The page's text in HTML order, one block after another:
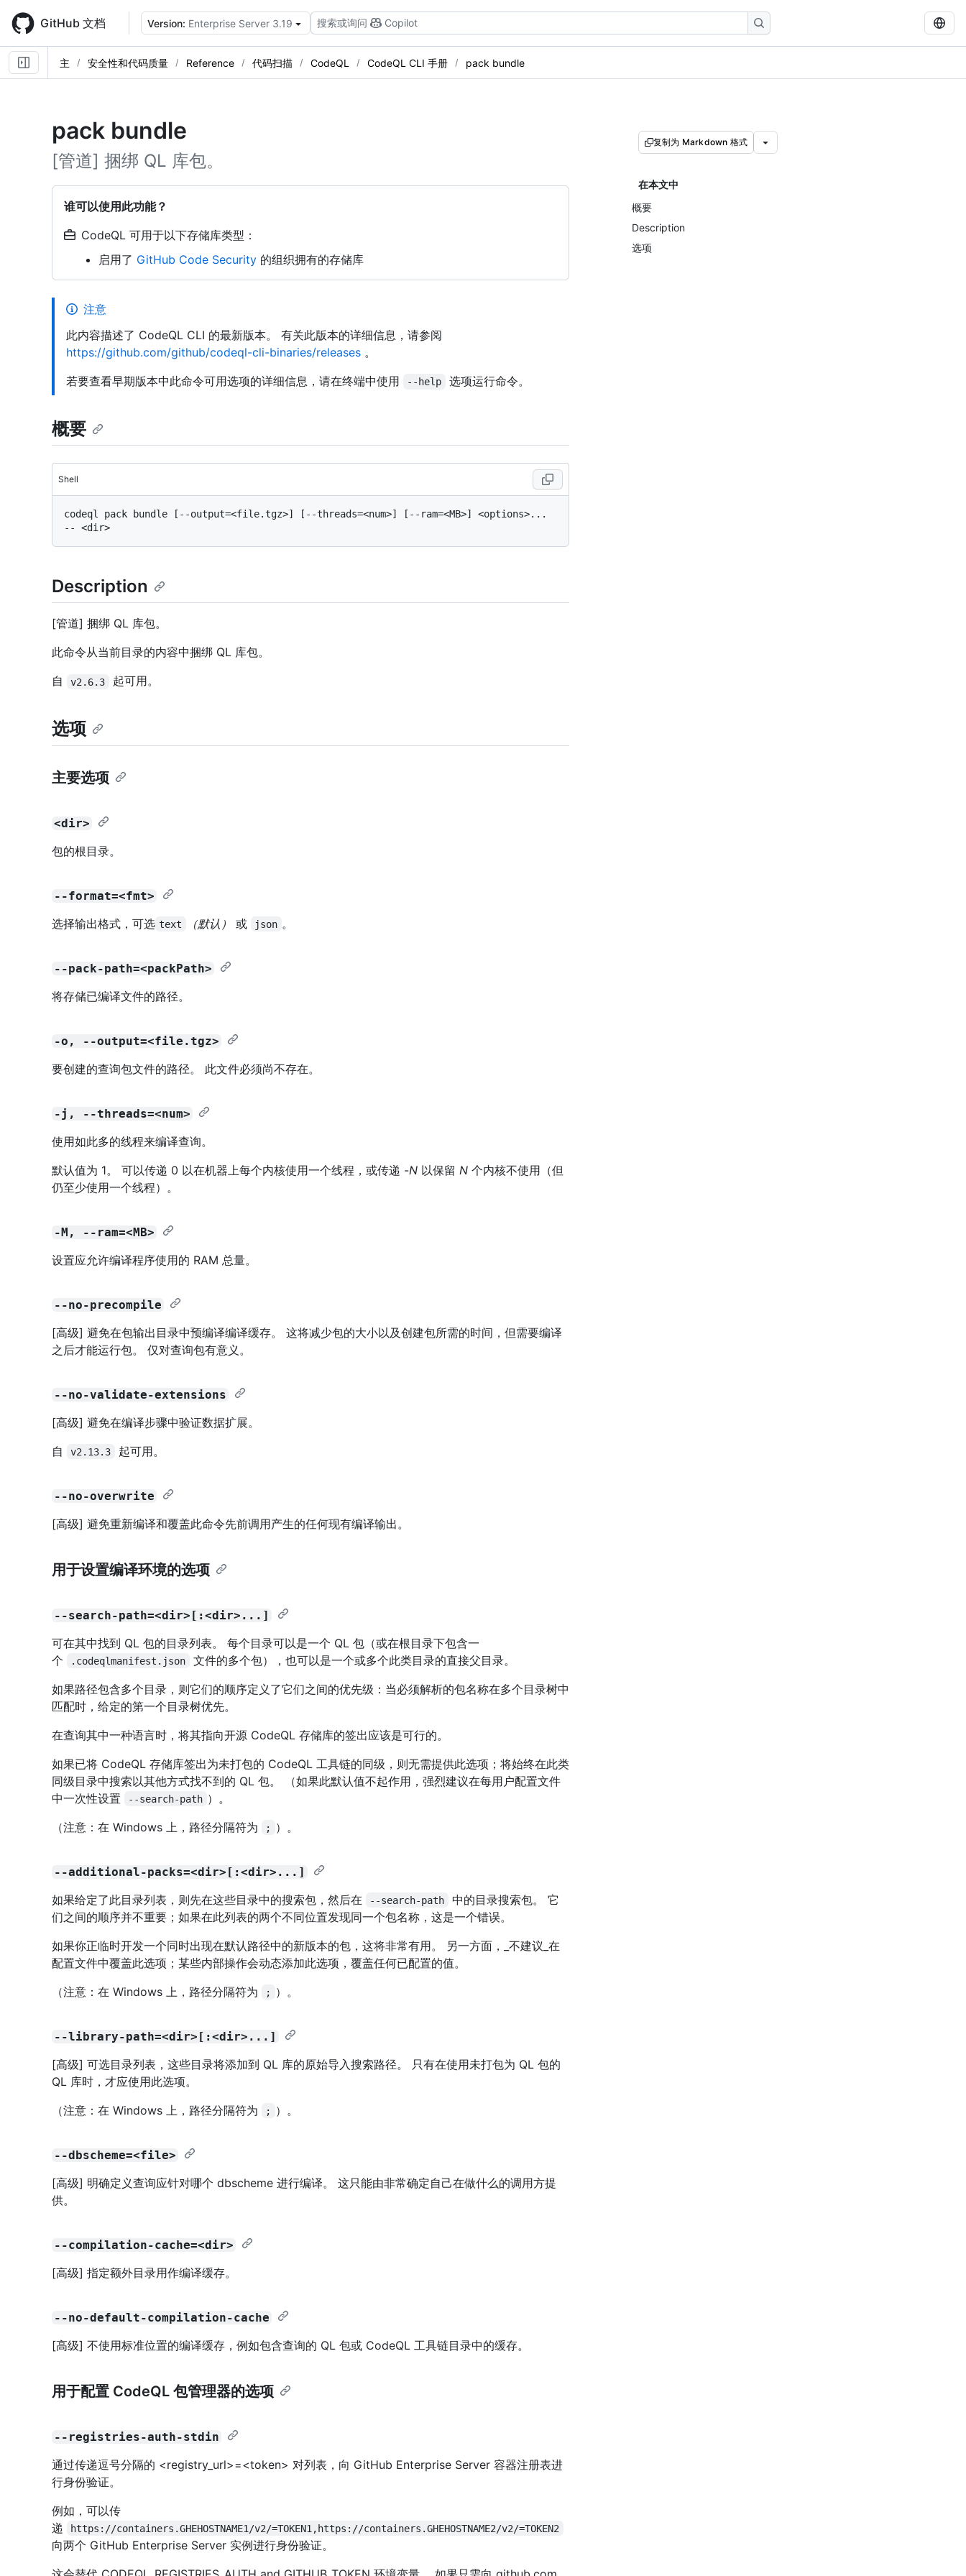
main
content
GitHub 文档 Version: Enterprise Server 3.19 搜索或询问 Copilot
主 安全性和代码质量 Reference 代码扫描 CodeQL CodeQL CLI 手册 pack bundle
pack bundle
[管道] 捆绑 QL 库包。
谁可以使用此功能？
CodeQL 可用于以下存储库类型：
启用了 GitHub Code Security 的组织拥有的存储库
复制为 Markdown 格式
在本文中
概要
Description
选项
注意
此内容描述了 CodeQL CLI 的最新版本。 有关此版本的详细信息，请参阅
https://github.com/github/codeql-cli-binaries/releases 。
若要查看早期版本中此命令可用选项的详细信息，请在终端中使用
--help 选项运行命令。
概要
Shell
codeql pack bundle [--output=<file.tgz>] [--threads=<num>] [--ram=<MB>] <options>...
Description
[管道] 捆绑 QL 库包。
此命令从当前目录的内容中捆绑 QL 库包。
自
v2.6.3 起可用。
选项
主要选项
<dir>
包的根目录。
--format=<fmt>
选择输出格式，可选 text （默认） 或 json 。
--pack-path=<packPath>
将存储已编译文件的路径。
-o, --output=<file.tgz>
要创建的查询包文件的路径。 此文件必须尚不存在。
-j, --threads=<num>
使用如此多的线程来编译查询。
默认值为 1。 可以传递 0 以在机器上每个内核使用一个线程，或传递 -N 以保留 N 个内核不使用（但
仍至少使用一个线程）。
-M, --ram=<MB>
设置应允许编译程序使用的 RAM 总量。
--no-precompile
[高级] 避免在包输出目录中预编译编译缓存。 这将减少包的大小以及创建包所需的时间，但需要编译
之后才能运行包。 仅对查询包有意义。
--no-validate-extensions
[高级] 避免在编译步骤中验证数据扩展。
自
v2.13.3 起可用。
--no-overwrite
[高级] 避免重新编译和覆盖此命令先前调用产生的任何现有编译输出。
用于设置编译环境的选项
--search-path=<dir>[:<dir>...]
可在其中找到 QL 包的目录列表。 每个目录可以是一个 QL 包（或在根目录下包含一
个
.codeqlmanifest.json
文件的多个包），也可以是一个或多个此类目录的直接父目录。
如果路径包含多个目录，则它们的顺序定义了它们之间的优先级：当必须解析的包名称在多个目录树中
匹配时，给定的第一个目录树优先。
在查询其中一种语言时，将其指向开源 CodeQL 存储库的签出应该是可行的。
如果已将 CodeQL 存储库签出为未打包的 CodeQL 工具链的同级，则无需提供此选项；将始终在此类
同级目录中搜索以其他方式找不到的 QL 包。 （如果此默认值不起作用，强烈建议在每用户配置文件
中一次性设置
--search-path ）。
（注意：在 Windows 上，路径分隔符为
; ）。
--additional-packs=<dir>[:<dir>...]
如果给定了此目录列表，则先在这些目录中的搜索包，然后在 --search-path
中的目录搜索包。 它
们之间的顺序并不重要；如果在此列表的两个不同位置发现同一个包名称，这是一个错误。
如果你正临时开发一个同时出现在默认路径中的新版本的包，这将非常有用。 另一方面，_不建议_在
配置文件中覆盖此选项；某些内部操作会动态添加此选项，覆盖任何已配置的值。
（注意：在 Windows 上，路径分隔符为
; ）。
--library-path=<dir>[:<dir>...]
[高级] 可选目录列表，这些目录将添加到 QL 库的原始导入搜索路径。 只有在使用未打包为 QL 包的
QL 库时，才应使用此选项。
（注意：在 Windows 上，路径分隔符为
; ）。
--dbscheme=<file>
[高级] 明确定义查询应针对哪个 dbscheme 进行编译。 这只能由非常确定自己在做什么的调用方提
供。
--compilation-cache=<dir>
[高级] 指定额外目录用作编译缓存。
--no-default-compilation-cache
[高级] 不使用标准位置的编译缓存，例如包含查询的 QL 包或 CodeQL 工具链目录中的缓存。
用于配置 CodeQL 包管理器的选项
--registries-auth-stdin
通过传递逗号分隔的 <registry_url>=<token> 对列表，向 GitHub Enterprise Server 容器注册表进
行身份验证。
例如，可以传
递
https://containers.GHEHOSTNAME1/v2/=TOKEN1,https://containers.GHEHOSTNAME2/v2/=TOKEN2
向两个 GitHub Enterprise Server 实例进行身份验证。